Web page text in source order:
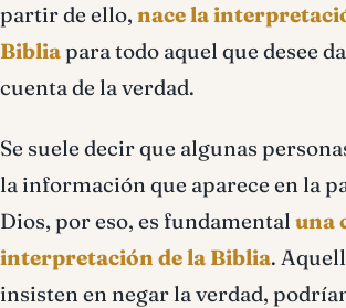
partir de ello, nace la
Bibliapara todo aquel que desee
cuenta de la verdad.
Se suele decir que algunas
la información que aparece en la
Dios, por eso, es fundamental una
interpretación de la Biblia.
insisten en negar la verdad,